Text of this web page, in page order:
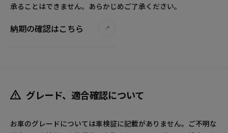
承ることはできません。あらかじめご了承ください。
納期の確認はこちら
グレード、適合確認について
お車のグレードについては車検証に記載がありません。ご不明な